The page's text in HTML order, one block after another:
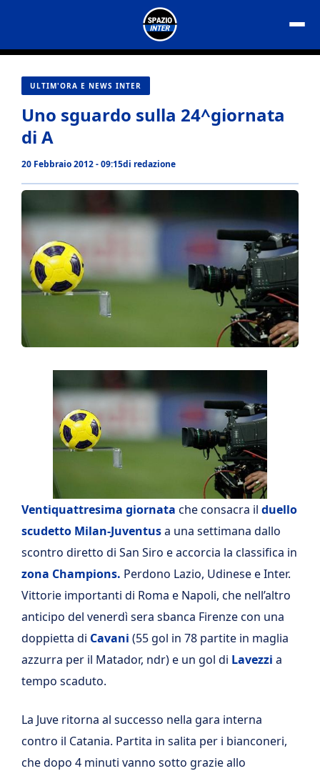
contenuto
ULTIM'ORA E NEWS INTER
Uno sguardo sulla 24^giornata
di A
20 Febbraio 2012 - 09:15di redazione
Ventiquattresima giornata che consacra il duello
scudetto Milan-Juventusa una settimana dallo
scontro diretto di San Siro e accorcia la classifica in
zona Champions. Perdono Lazio, Udinese e Inter.
Vittorie importanti di Roma e Napoli, che nell’altro
anticipo del venerdì sera sbanca Firenze con una
doppietta di Cavani (55 gol in 78 partite in maglia
azzurra per il Matador, ndr) e un gol di Lavezzi a
tempo scaduto.
La Juve ritorna al successo nella gara interna
contro il Catania. Partita in salita per i bianconeri,
che dopo 4 minuti vanno sotto grazie allo